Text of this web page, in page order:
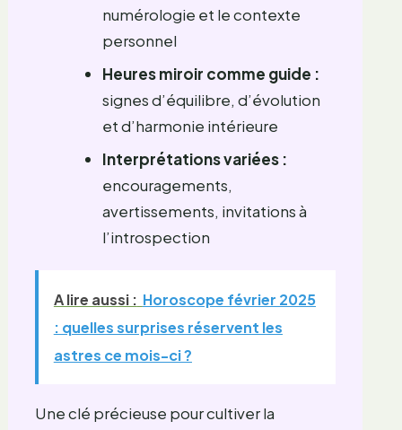
numérologie et le contexte
personnel
Heures miroir comme guide :
signes d’équilibre, d’évolution
et d’harmonie intérieure
Interprétations variées :
encouragements,
avertissements, invitations à
l’introspection
A lire aussi : Horoscope février 2025
: quelles surprises réservent les
astres ce mois-ci ?
Une clé précieuse pour cultiver la